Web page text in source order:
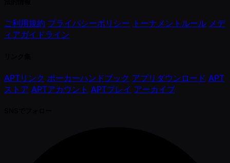
ご利用規約 プライバシーポリシー トーナメントルール メデ
ィアガイドライン
APTリンク ポーカーハンドブック アプリダウンロード APT
ストア APTアカウント APTプレイ アーカイブ